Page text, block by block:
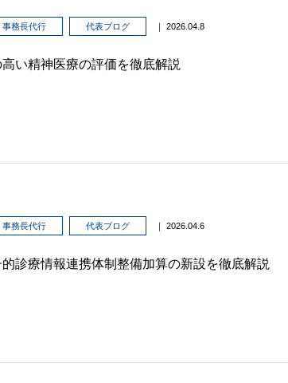
事務長代行 代表ブログ ｜ 2026.04.8
い精神医療の評価を徹底解説
事務長代行 代表ブログ ｜ 2026.04.6
的診療情報連携体制整備加算の新設を徹底解説